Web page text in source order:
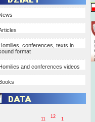
conferences, texts in
format
and conferences videos
1
11
12